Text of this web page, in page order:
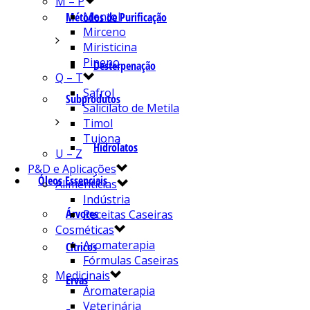
Métodos de Purificação
Desterpenação
Subprodutos
Hidrolatos
Óleos Essenciais
Árvores
Cítricos
Ervas
Mentol
Mirceno
Miristicina
Pineno
Q – T
Safrol
Salicilato de Metila
Timol
Tujona
U – Z
P&D e Aplicações
Alimentícias
Indústria
Receitas Caseiras
Cosméticas
Aromaterapia
Fórmulas Caseiras
Medicinais
Aromaterapia
Veterinária